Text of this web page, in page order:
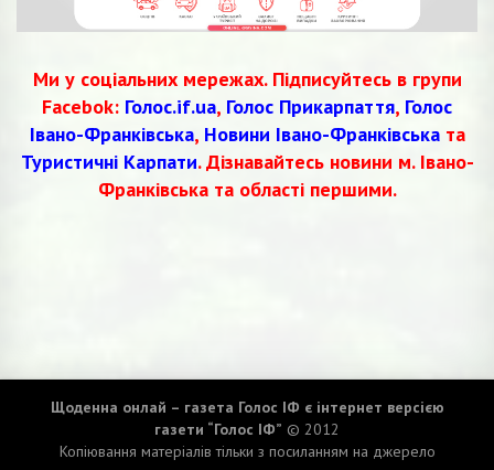
Ми у соціальних мережах. Підписуйтесь в групи
Facebok: Голос.if.ua, Голос Прикарпаття, Голос
Івано-Франківська, Новини Івано-Франківськата
Туристичні Карпати. Дізнавайтесь новини м. Івано-
Франківська та області першими.
Щоденна онлай – газета Голос ІФ є інтернет версією
газети “Голос ІФ” © 2012
Копіювання матеріалів тільки з посиланням на джерело